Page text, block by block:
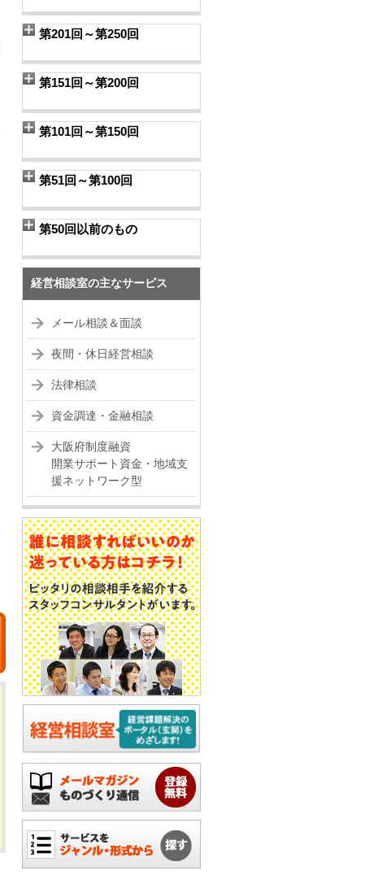
第201回～第250回
第151回～第200回
第101回～第150回
第51回～第100回
第50回以前のもの
経営相談室の主なサービス
メール相談＆面談
夜間・休日経営相談
法律相談
資金調達・金融相談
大阪府制度融資
開業サポート資金・地域支
援ネットワーク型